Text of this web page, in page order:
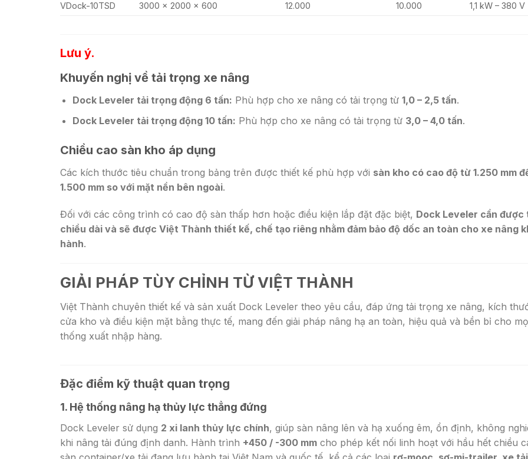
VDock-10TSD
3000 × 2000 × 600 12.000 10.000 1,1 kW – 380 V
Lưu ý.
Khuyến nghị về tải trọng xe nâng
Dock Leveler tải trọng động 6 tấn: Phù hợp cho xe nâng có tải trọng từ 1,0 – 2,5 tấn.
Dock Leveler tải trọng động 10 tấn: Phù hợp cho xe nâng có tải trọng từ 3,0 – 4,0 tấn.
Chiều cao sàn kho áp dụng
Các kích thước tiêu chuẩn trong bảng trên được thiết kế phù hợp với sàn kho có cao độ từ 1.250 mm
1.500 mm so với mặt nền bên ngoài.
Đối với các công trình có cao độ sàn thấp hơn hoặc điều kiện lắp đặt đặc biệt, Dock Leveler cần được
chiều dài và sẽ được Việt Thành thiết kế, chế tạo riêng nhằm đảm bảo độ dốc an toàn cho xe nâng
hành.
GIẢI PHÁP TÙY CHỈNH TỪ VIỆT THÀNH
Việt Thành chuyên thiết kế và sản xuất Dock Leveler theo yêu cầu, đáp ứng tải trọng xe nâng, kích
cửa kho và điều kiện mặt bằng thực tế, mang đến giải pháp nâng hạ an toàn, hiệu quả và bền bỉ cho
thống xuất nhập hàng.
Đặc điểm kỹ thuật quan trọng
1. Hệ thống nâng hạ thủy lực thẳng đứng
Dock Leveler sử dụng 2 xi lanh thủy lực chính, giúp sàn nâng lên và hạ xuống êm, ổn định, không
khi nâng tải đúng định danh. Hành trình +450 / -300 mm cho phép kết nối linh hoạt với hầu hết chiều